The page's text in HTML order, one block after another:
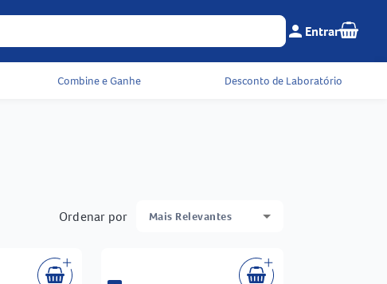
Menu do cliente e
person Entrar Seu
Combine e Ganhe Desconto de Laboratório
Ordenar por Mais Relevantes